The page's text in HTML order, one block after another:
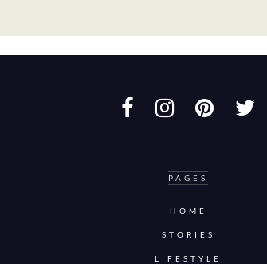
PAGES
HOME
STORIES
LIFESTYLE